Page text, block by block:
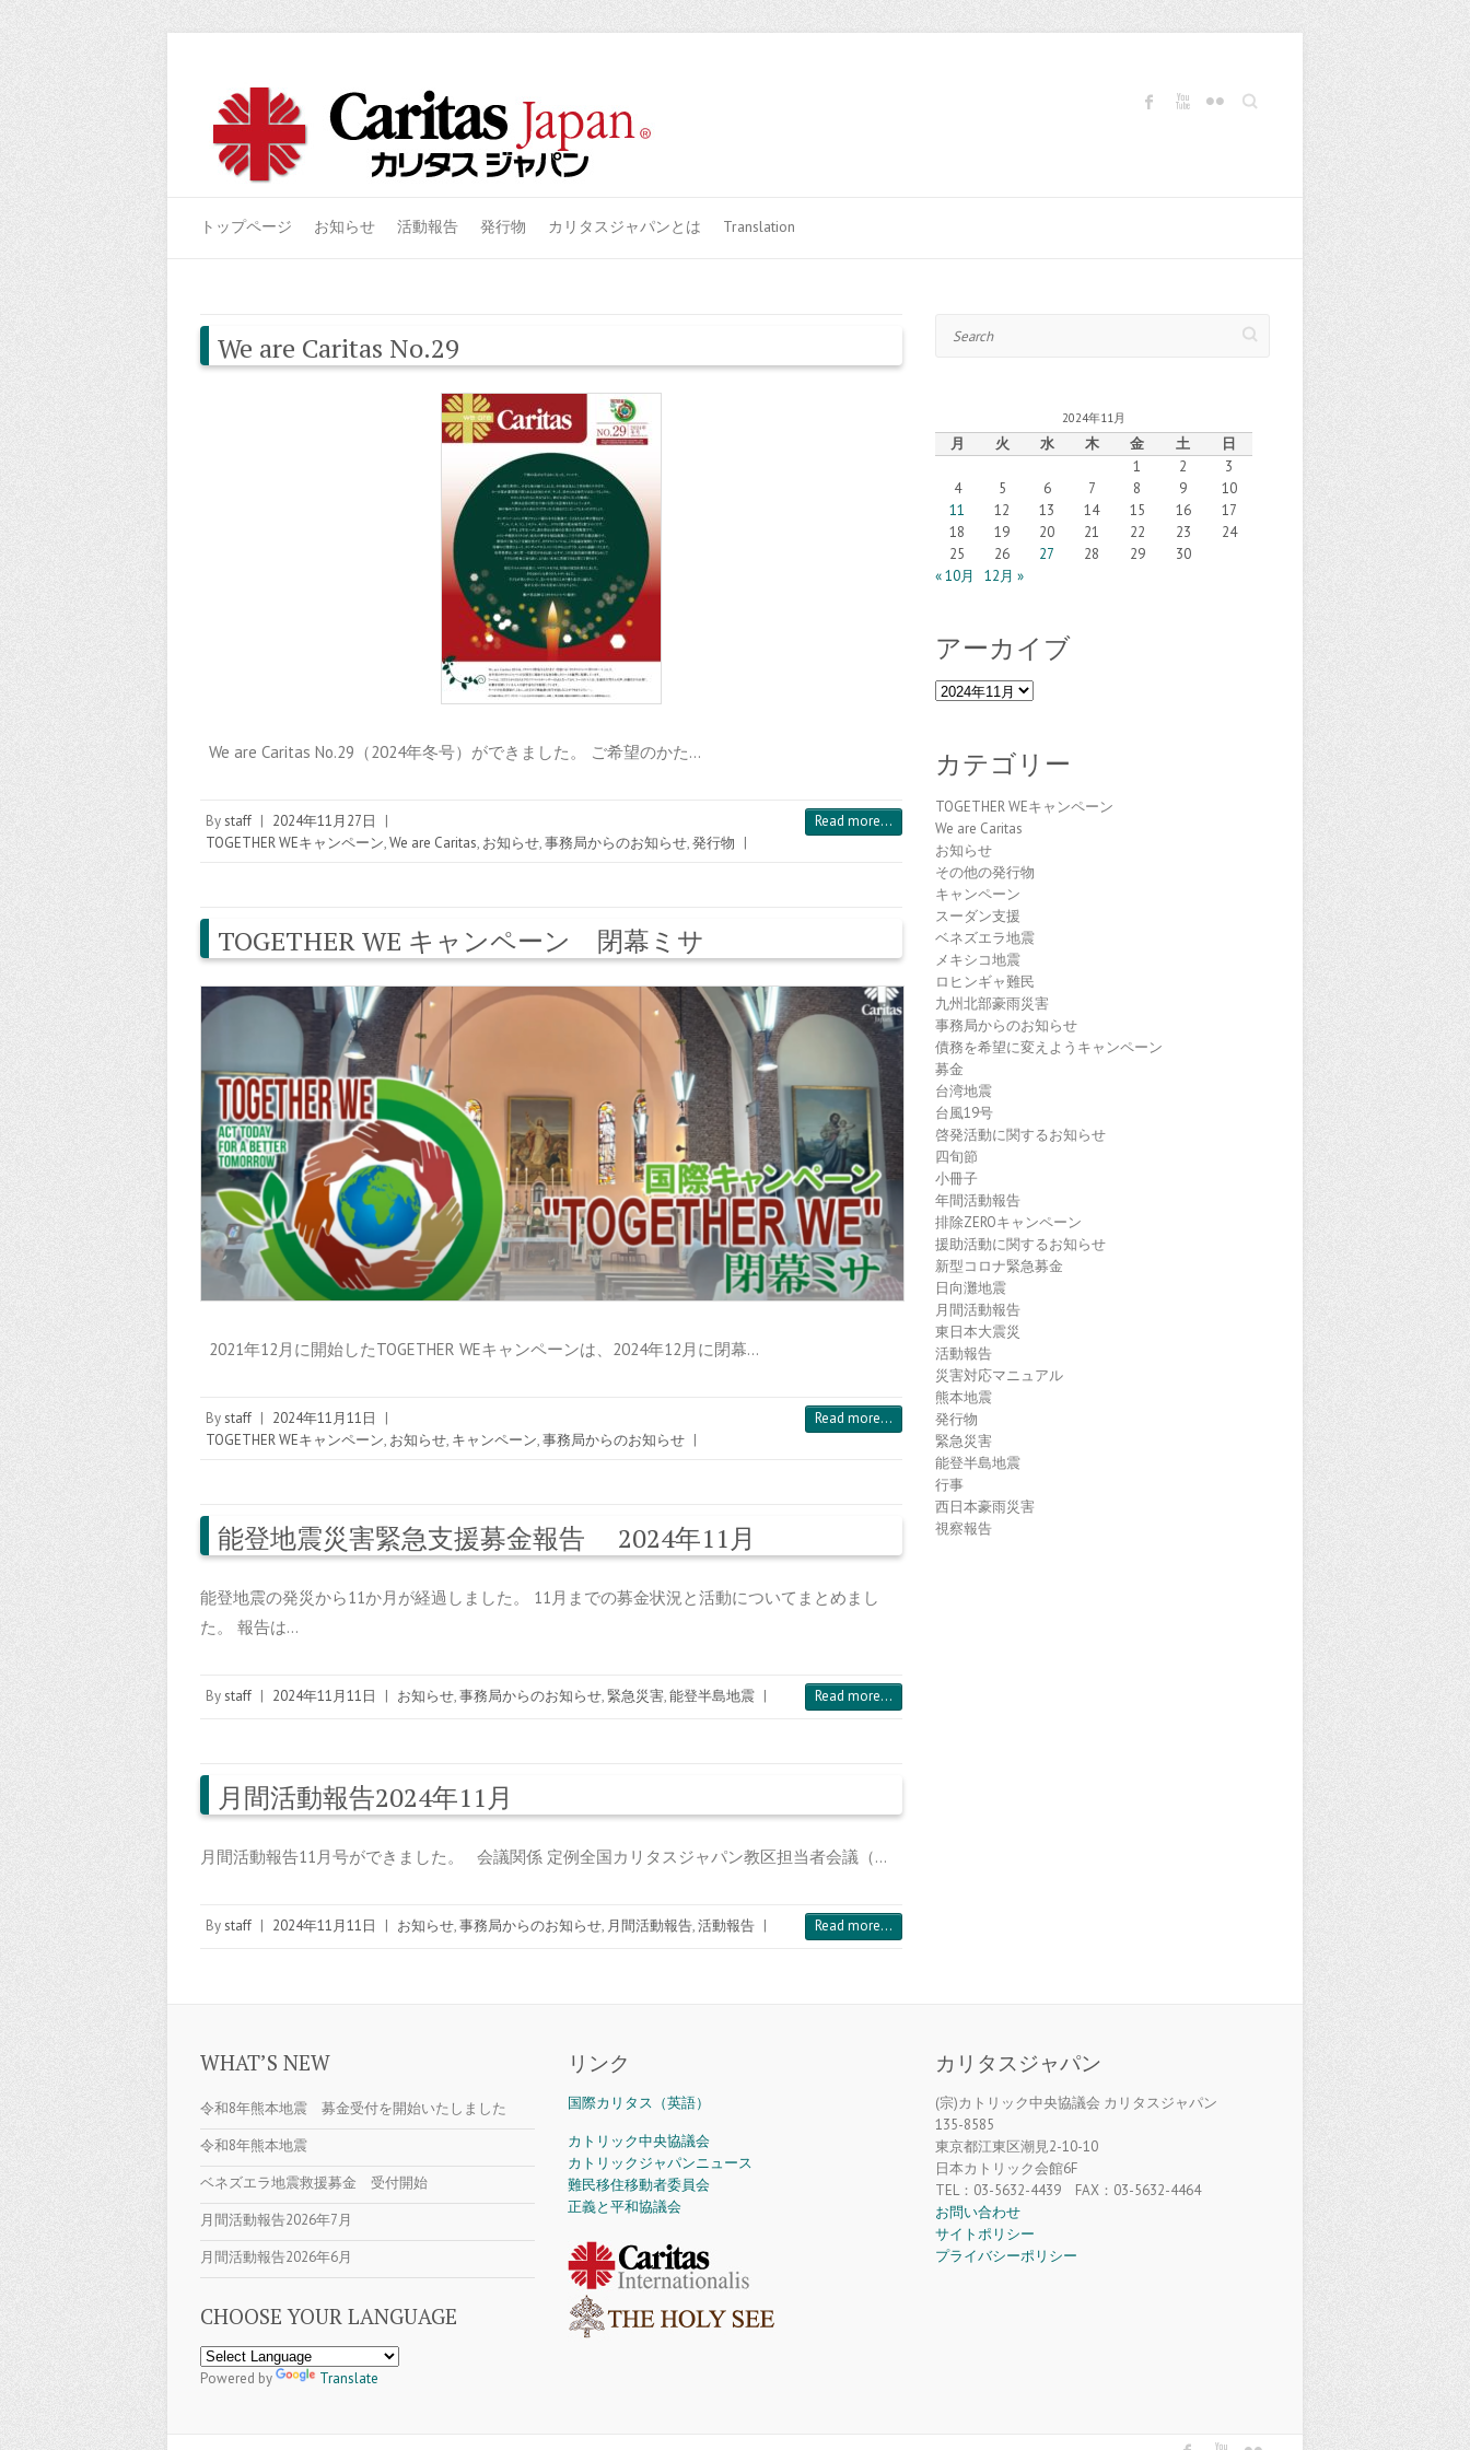
Search
トップページ お知らせ 活動報告 発行物 カリタスジャパンとは Translation
We are Caritas No.29
We are Caritas No.29（2024年冬号）ができました。 ご希望のかた…
Bystaff | 2024年11月27日
|
TOGETHER WEキャンペーン,We are Caritas, お知らせ,事務局からのお知らせ,発行物 |
Read more...
TOGETHER WE キャンペーン 閉幕ミサ
2021年12月に開始したTOGETHER WEキャンペーンは、2024年12月に閉幕…
Bystaff | 2024年11月11日
|
TOGETHER WEキャンペーン, お知らせ, キャンペーン,事務局からのお知らせ |
Read more...
能登地震災害緊急支援募金報告 2024年11月
能登地震の発災から11か月が経過しました。 11月までの募金状況と活動についてまとめまし
た。 報告は…
Bystaff | 2024年11月11日 | お知らせ,事務局からのお知らせ,緊急災害,能登半島地震 | Read more...
月間活動報告2024年11月
月間活動報告11月号ができました。 会議関係 定例全国カリタスジャパン教区担当者会議（…
Bystaff | 2024年11月11日 | お知らせ,事務局からのお知らせ, 月間活動報告,活動報告 | Read more...
2024年11月
月 火 水 木 金 土
日
1
2
3
4
5 6 7 8 9
10
11
12 13 14 15 16
17
18
19 20 21 22 23
24
25
26 27 28 29
30
« 10月
12月 »
アーカイブ
ア
イ
ブ
カテゴリー
TOGETHER WEキャンペーン
We are Caritas
お知らせ
その他の発行物
キャンペーン
スーダン支援
ベネズエラ地震
メキシコ地震
ロヒンギャ難民
九州北部豪雨災害
事務局からのお知らせ
債務を希望に変えようキャンペーン
募金
台湾地震
台風19号
啓発活動に関するお知らせ
四旬節
小冊子
年間活動報告
排除ZEROキャンペーン
援助活動に関するお知らせ
新型コロナ緊急募金
日向灘地震
月間活動報告
東日本大震災
活動報告
災害対応マニュアル
熊本地震
発行物
緊急災害
能登半島地震
行事
西日本豪雨災害
視察報告
WHAT’S NEW
令和8年熊本地震 募金受付を開始いたしました
令和8年熊本地震
ベネズエラ地震救援募金 受付開始
月間活動報告2026年7月
月間活動報告2026年6月
CHOOSE YOUR LANGUAGE
Powered by Translate
リンク
国際カリタス（英語）
カトリック中央協議会
カトリックジャパンニュース
難民移住移動者委員会
正義と平和協議会
カリタスジャパン
(宗)カトリック中央協議会 カリタスジャパン
135-8585
東京都江東区潮見2-10-10
日本カトリック会館6F
TEL：03-5632-4439 FAX：03-5632-4464
お問い合わせ
サイトポリシー
プライバシーポリシー